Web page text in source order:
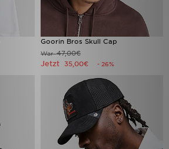
Goorin Bros Skull Cap
War47,00€
Jetzt 35,00€ - 26%